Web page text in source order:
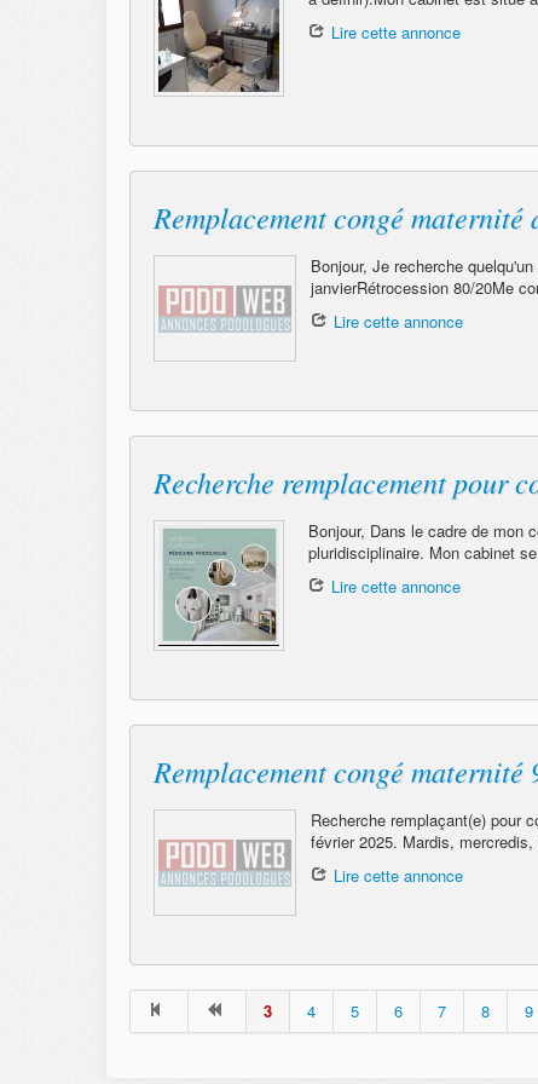
Lire cette annonce
Remplacement congé maternité
Bonjour, Je recherche
janvierRétrocession 80/20Me
Lire cette annonce
Recherche remplacement pour
Bonjour, Dans le cadre de mon
pluridisciplinaire. Mon cabinet
Lire cette annonce
Remplacement congé maternité
Recherche remplaçant(e) pour
février 2025. Mardis,
Lire cette annonce
3 4 5 6 7 8 9